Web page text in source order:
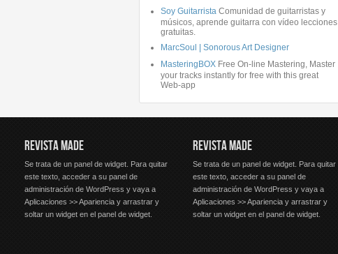
Soy Guitarrista Comunidad de guitarristas y
músicos, aprende guitarra con vídeo lecciones
gratuitas.
MarcSoul | Sonorous Art Designer
MasteringBOX Free On-line Mastering, Master
your tracks instantly for free with this great
Web-app
REVISTA MADE
Se trata de un panel de widget. Para quitar
este texto, acceder a su panel de
administración de WordPress y vaya a
Aplicaciones >> Apariencia y arrastrar y
soltar un widget en el panel de widget.
REVISTA MADE
Se trata de un panel de widget. Para quitar
este texto, acceder a su panel de
administración de WordPress y vaya a
Aplicaciones >> Apariencia y arrastrar y
soltar un widget en el panel de widget.